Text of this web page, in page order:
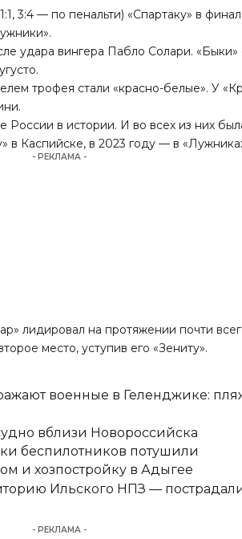
3:4 — по пенальти) «Спартаку» в
удара вингера Пабло Солари. «Быки»
трофея стали «красно-белые». У
в истории. И во всех из них
в Каспийске, в 2023 году — в
- РЕКЛАМА -
лидировал на протяжении почти
место, уступив его «Зениту».
военные в Геленджике:
вблизи Новороссийска
беспилотников потушили
и хозпостройку в Адыгее
Ильского НПЗ —
- РЕКЛАМА -